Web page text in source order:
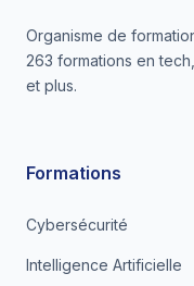
Organisme de
263 formations en
et plus.
Formations
Cybersécurité
Intelligence Artificielle